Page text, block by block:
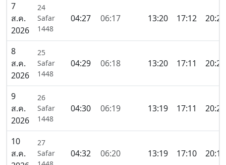
7
ส.ค.
2026
24
Safar
1448
04:27 06:17 13:20 17:12 20:22
8
ส.ค.
2026
25
Safar
1448
04:29 06:18 13:20 17:11 20:21
9
ส.ค.
2026
26
Safar
1448
04:30 06:19 13:19 17:11 20:20
10
ส.ค.
27
Safar
04:32 06:20 13:19 17:10 20:19